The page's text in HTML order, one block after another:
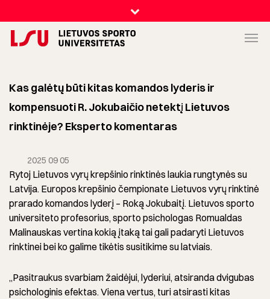
Kas galėtų būti kitas komandos lyderis ir
kompensuoti R. Jokubaičio netektį Lietuvos
rinktinėje? Eksperto komentaras
2025 09 05
Rytoj Lietuvos vyrų krepšinio rinktinės laukia rungtynės su
Latvija. Europos krepšinio čempionate Lietuvos vyrų rinktinė
prarado komandos lyderį – Roką Jokubaitį. Lietuvos sporto
universiteto profesorius, sporto psichologas Romualdas
Malinauskas vertina kokią įtaką tai gali padaryti Lietuvos
rinktinei bei ko galime tikėtis susitikime su latviais.
„Pasitraukus svarbiam žaidėjui, lyderiui, atsiranda dvigubas
psichologinis efektas. Viena vertus, turi atsirasti kitas